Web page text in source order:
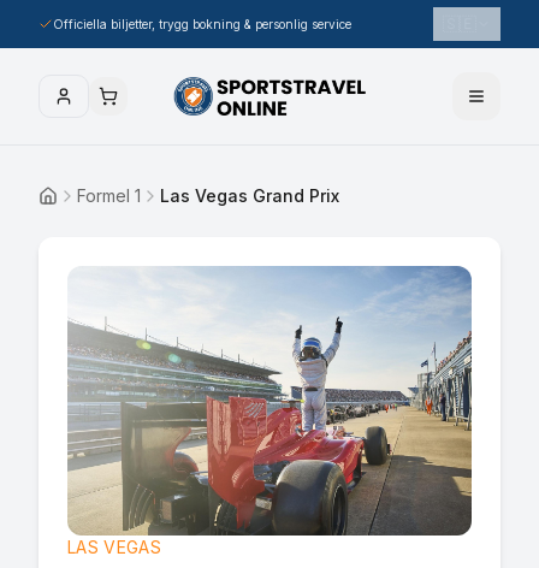
Officiella biljetter, trygg bokning & personlig service
Hem Formel 1 Las Vegas Grand Prix
LAS VEGAS